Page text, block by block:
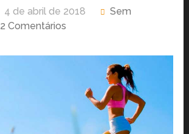
4 de abril de 2018
Sem
2 Comentários